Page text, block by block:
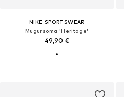
NIKE SPORTSWEAR
Mugursoma 'Heritage'
49,90 €